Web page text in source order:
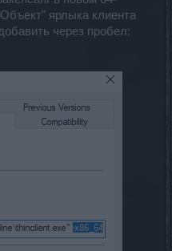
ярлыка клиента
через пробел: